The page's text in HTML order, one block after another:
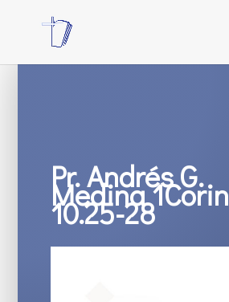
Pr. Andrés G.
Medina
10.25-28